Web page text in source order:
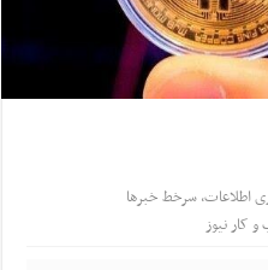
اطلاعات,سرخط خبرها
کار نیوز